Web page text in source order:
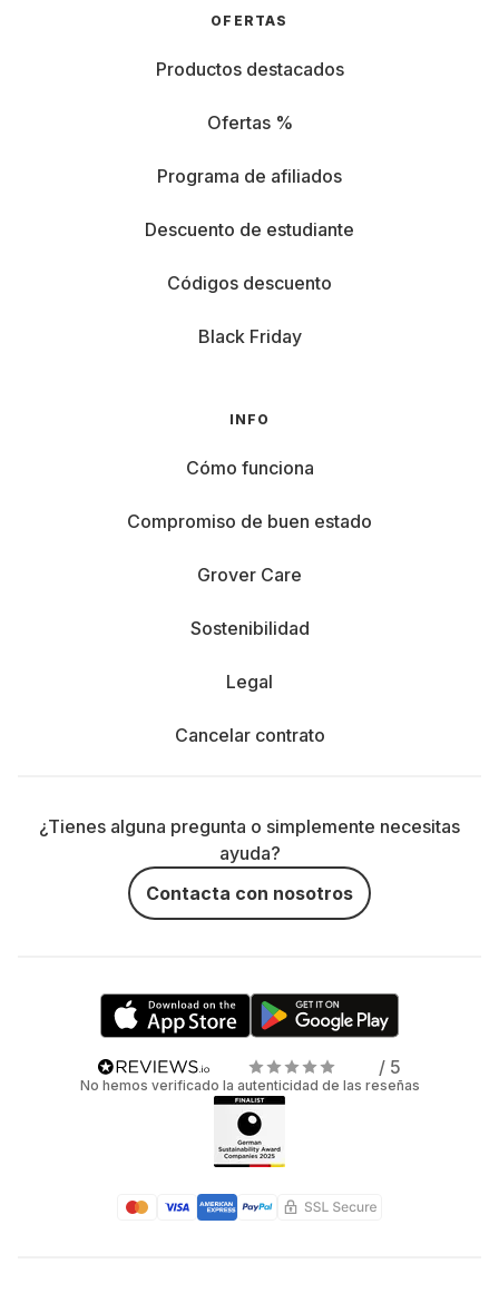
OFERTAS
Productos destacados
Ofertas %
Programa de afiliados
Descuento de estudiante
Códigos descuento
Black Friday
INFO
Cómo funciona
Compromiso de buen estado
Grover Care
Sostenibilidad
Legal
Cancelar contrato
¿Tienes alguna pregunta o simplemente necesitas
ayuda?
Contacta con nosotros
/ 5
No hemos verificado la autenticidad de las reseñas